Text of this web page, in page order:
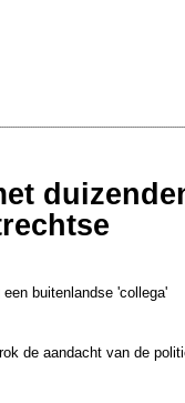
vrachtwagen trekt dak
omver»
buitenlandse 'collega'
de aandacht van de